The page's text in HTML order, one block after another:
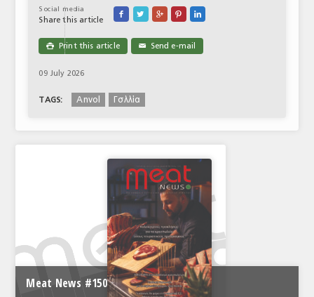
Social media
Share this article
    
 Print this article ✉ Send e-mail
09 July 2026
TAGS: Anvol Γσλλία
Meat News #150